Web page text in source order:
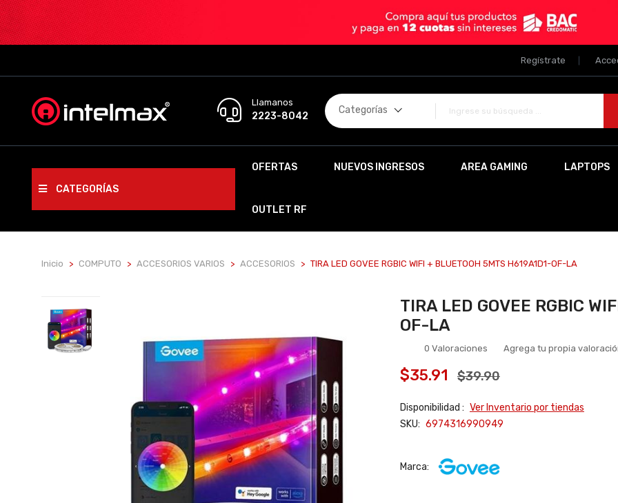
Regístrate
Llamanos
2223-8042
Categorías
CATEGORÍAS
OFERTAS NUEVOS INGRESOS AREA GAMING LAPTOPS
OUTLET RF
Inicio COMPUTO ACCESORIOS VARIOS ACCESORIOS TIRA LED GOVEE RGBIC WIFI + BLUETOOH 5MTS H619A1D1-OF-LA
TIRA LED GOVEE RGBIC
OF-LA
0 Valoraciones Agrega tu propia
$35.91 $39.90
Disponibilidad : Ver Inventario por tiendas
SKU: 6974316990949
Marca: